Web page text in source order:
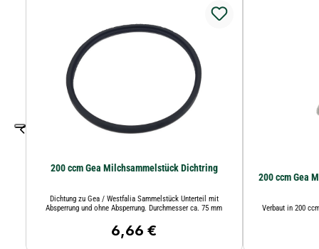
200 ccm Gea Milchsammelstück Dichtring
Dichtung zu Gea / Westfalia Sammelstück Unterteil mit
Absperrung und ohne Absperrung. Durchmesser ca. 75 mm
Regulärer Preis:
6,66 €
200 ccm Gea
Verbaut in 200